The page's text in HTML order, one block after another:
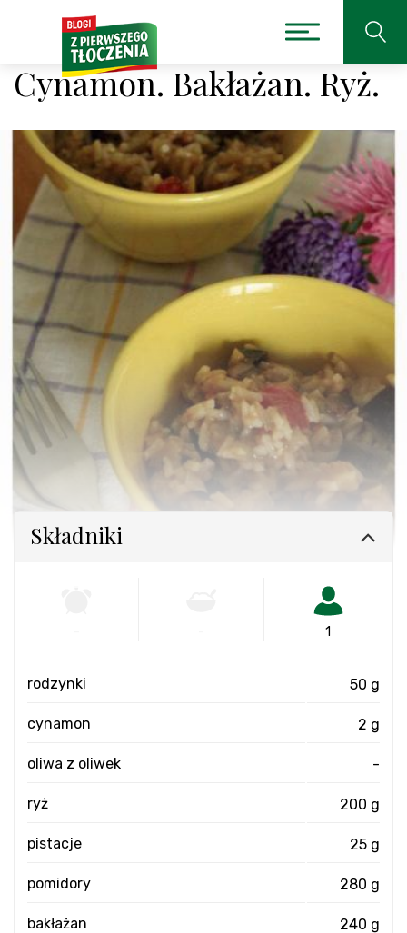
Cynamon. Bakłażan. Ryż.
Składniki
1
rodzynki 50 g
cynamon 2 g
oliwa z oliwek -
ryż 200 g
pistacje 25 g
pomidory 280 g
bakłażan 240 g